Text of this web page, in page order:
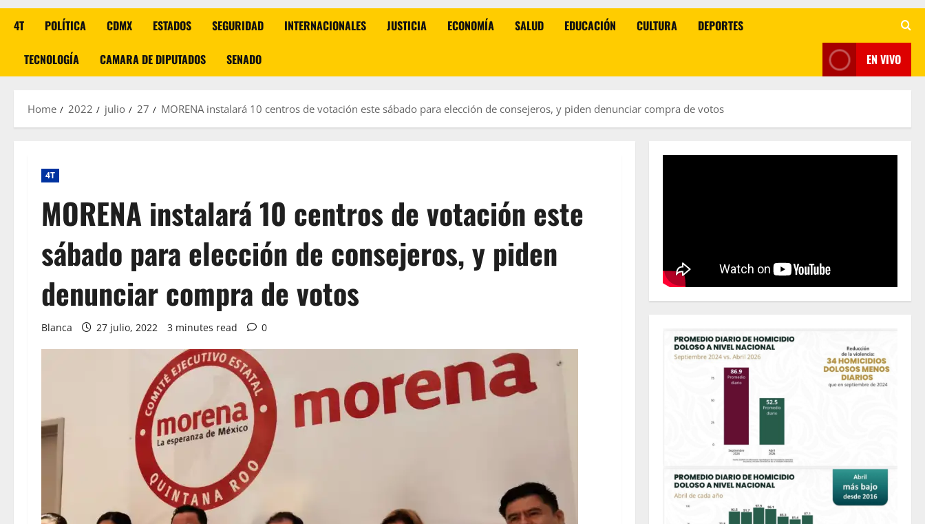
4T POLÍTICA CDMX ESTADOS SEGURIDAD INTERNACIONALES JUSTICIA ECONOMÍA SALUD EDUCACIÓN CULTURA DEPORTES
TECNOLOGÍA CAMARA DE DIPUTADOS SENADO EN VIVO
Home 2022 julio 27 MORENA instalará 10 centros de votación este sábado para elección de consejeros, y piden denunciar compra de votos
4T
MORENA instalará 10 centros de votación este
sábado para elección de consejeros, y piden
denunciar compra de votos
Blanca 27 julio, 2022 3 minutes read 0